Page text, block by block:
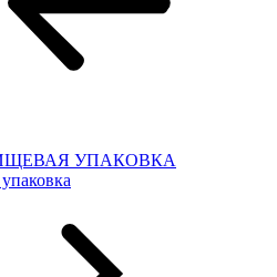
УПАКОВКА